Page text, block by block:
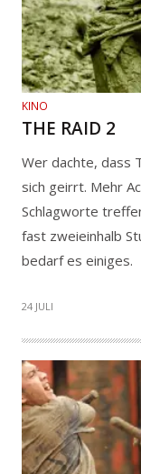
KINO
THE RAID 2
Wer dachte, dass
sich geirrt. Mehr
Schlagworte
fast zweieinhalb
bedarf es einiges.
24 JULI